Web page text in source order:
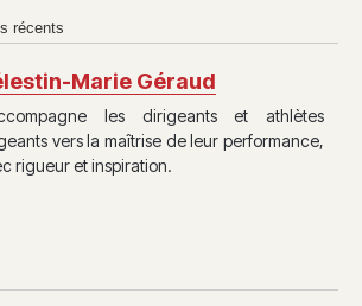
récents
Marie Géraud
les dirigeants et athlètes
vers la maîtrise de leur performance,
rigueur et inspiration.